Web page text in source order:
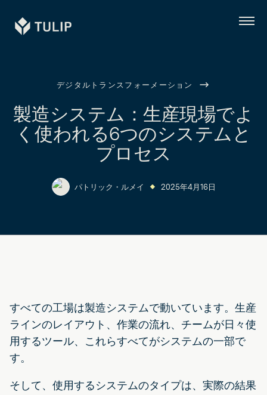
Tulip
メ
デジタルトランスフォーメーション
製造システム：生産現場でよ
く使われる6つのシステムと
プロセス
パトリック・ルメイ 2025年4月16日
すべての工場は製造システムで動いています。生産
ラインのレイアウト、作業の流れ、チームが日々使
用するツール、これらすべてがシステムの一部で
す。
そして、使用するシステムのタイプは、実際の結果